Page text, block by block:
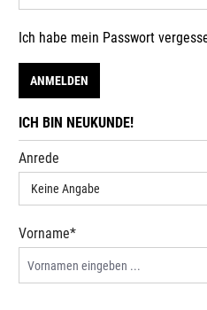
Ich habe mein Passwort
ANMELDEN
ICH BIN NEUKUNDE!
Persönliche
Anrede
Vorname*